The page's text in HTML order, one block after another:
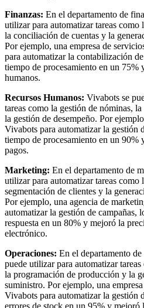
Finanzas: En el departamento de
utilizar para automatizar tareas
la conciliación de cuentas y la
Por ejemplo, una empresa de
para automatizar la contabilización
tiempo de procesamiento en un 75%
humanos.
Recursos Humanos: Vivabots se
tareas como la gestión de nóminas,
la gestión de desempeño. Por
Vivabots para automatizar la gestión
tiempo de procesamiento en un 90%
pagos.
Marketing: En el departamento de
utilizar para automatizar tareas como
segmentación de clientes y la
Por ejemplo, una agencia de
automatizar la gestión de campañas,
respuesta en un 80% y mejoró la
electrónico.
Operaciones: En el departamento
puede utilizar para automatizar
la programación de producción y la
suministro. Por ejemplo, una
Vivabots para automatizar la gestión
errores de stock en un 95% y mejoró